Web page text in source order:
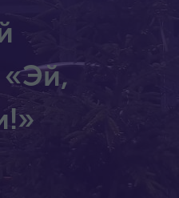
«Эй,